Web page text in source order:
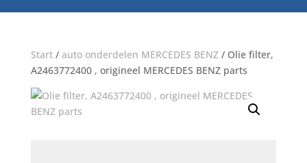
Start/ auto onderdelen MERCEDES BENZ/ Olie filter,
A2463772400 , origineel MERCEDES BENZ parts